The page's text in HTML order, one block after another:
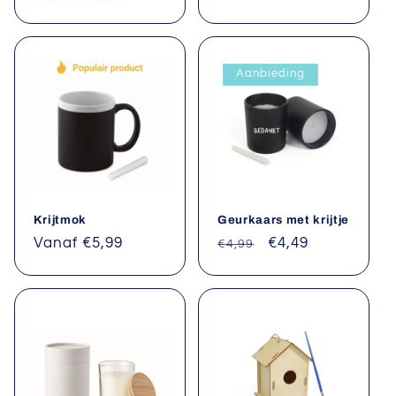
Krijtmok
Normale
Vanaf €5,99
Aanbieding
Geurkaars met krijtje
Normale
€4,99 Aanbiedingsprijs
€4,49